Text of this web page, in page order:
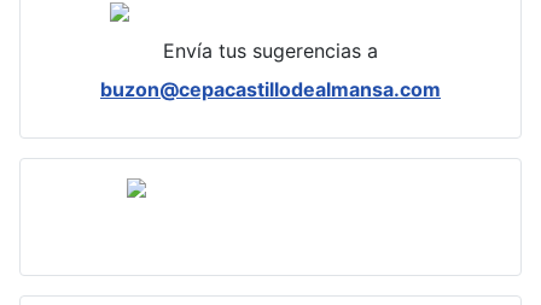
Envía tus sugerencias a
buzon@cepacastillodealmansa.com